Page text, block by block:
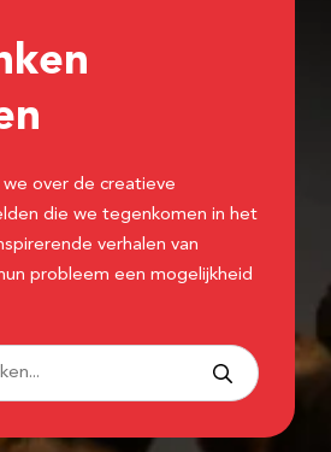
we over de creatieve
die we tegenkomen in het
verhalen van
probleem een mogelijkheid